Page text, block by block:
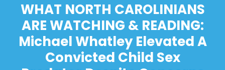
WHAT NORTH CAROLINIANS
ARE WATCHING & READING:
Michael Whatley Elevated A
Convicted Child Sex